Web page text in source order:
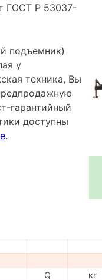
ГОСТ Р 53037-
подъемник)
у
техника, Вы
гарантийный
доступны
.
Q кг